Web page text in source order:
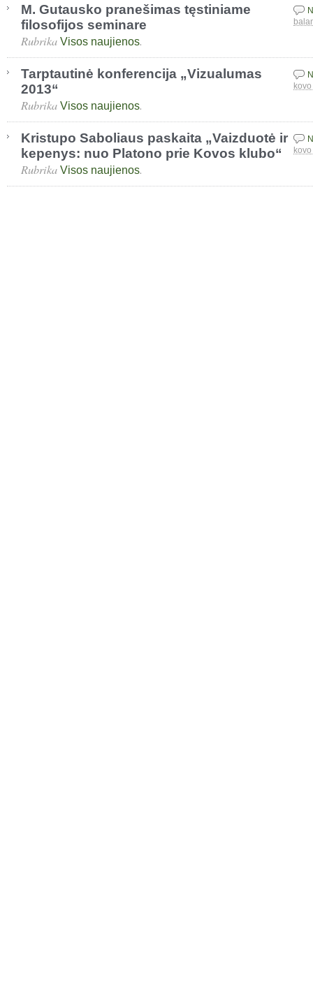
M. Gutausko pranešimas tęstiniame
filosofijos seminare
Rubrika Visos naujienos.
Tarptautinė konferencija „Vizualumas
2013“
Rubrika Visos naujienos.
Kristupo Saboliaus paskaita „Vaizduotė ir
kepenys: nuo Platono prie Kovos klubo“
Rubrika Visos naujienos.